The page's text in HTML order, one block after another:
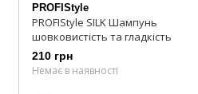
PROFIStyle
PROFIStyle SILK Шампунь
шовковистість та гладкість
210 грн
Немає в наявності